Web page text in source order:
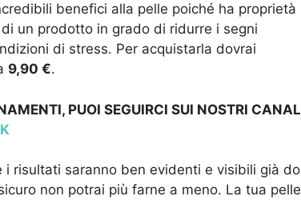
benefici alla pelle poiché ha proprietà
un prodotto in grado di ridurre i segni
di stress. Per acquistarla dovrai
9,90 €.
PUOI SEGUIRCI SUI NOSTRI
risultati saranno ben evidenti e visibili già
non potrai più farne a meno. La tua pelle